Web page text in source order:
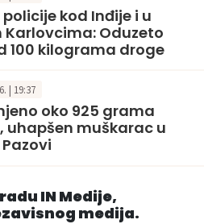
kod Inđije i u
Karlovcima: Oduzeto
100 kilograma droge
| 19:37
oko 925 grama
uhapšen muškarac u
IN Medije,
medija.